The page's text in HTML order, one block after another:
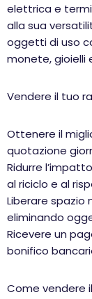
elettrica e
alla sua
oggetti di uso
monete, gioielli
Vendere il tuo
Ottenere il
quotazione
Ridurre
al riciclo e al
Liberare spazio
eliminando
Ricevere un
bonifico
Come vendere